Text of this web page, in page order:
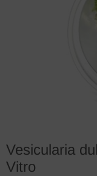
Vesicularia
Vitro